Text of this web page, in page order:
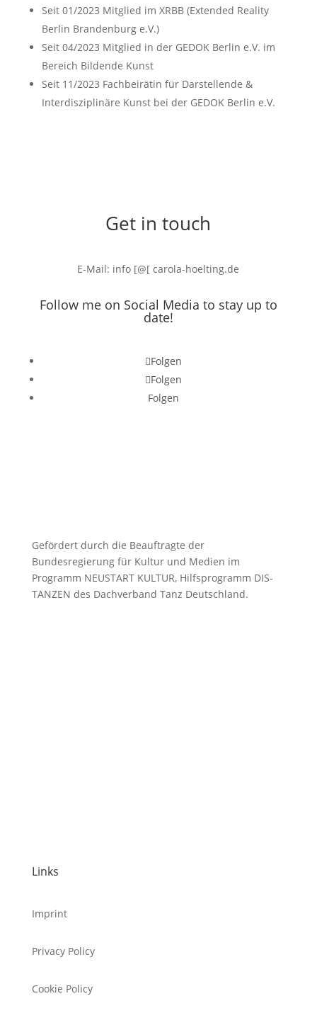
Seit 01/2023 Mitglied im XRBB (Extended Reality
Berlin Brandenburg e.V.)
Seit 04/2023 Mitglied in der GEDOK Berlin e.V. im
Bereich Bildende Kunst
Seit 11/2023 Fachbeirätin für Darstellende &
Interdisziplinäre Kunst bei der GEDOK Berlin e.V.
Get in touch
E-Mail: info [@[ carola-hoelting.de
Follow me on Social Media to stay up to
date!
Folgen
Folgen
Folgen
Gefördert durch die Beauftragte der
Bundesregierung für Kultur und Medien im
Programm NEUSTART KULTUR, Hilfsprogramm DIS-
TANZEN des Dachverband Tanz Deutschland.
Links
Imprint
Privacy Policy
Cookie Policy